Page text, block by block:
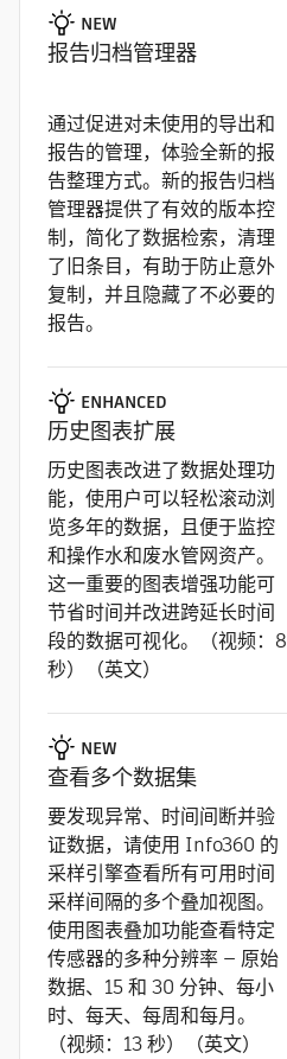
NEW
报告归档管理器
通过促进对未使用的导出和
报告的管理，体验全新的报
告整理方式。新的报告归档
管理器提供了有效的版本控
制，简化了数据检索，清理
了旧条目，有助于防止意外
复制，并且隐藏了不必要的
报告。
ENHANCED
历史图表扩展
历史图表改进了数据处理功
能，使用户可以轻松滚动浏
览多年的数据，且便于监控
和操作水和废水管网资产。
这一重要的图表增强功能可
节省时间并改进跨延长时间
段的数据可视化。（视频：8
秒）（英文）
NEW
查看多个数据集
要发现异常、时间间断并验
证数据，请使用 Info360 的
采样引擎查看所有可用时间
采样间隔的多个叠加视图。
使用图表叠加功能查看特定
传感器的多种分辨率 — 原始
数据、15 和 30 分钟、每小
时、每天、每周和每月。
（视频：13 秒）（英文）